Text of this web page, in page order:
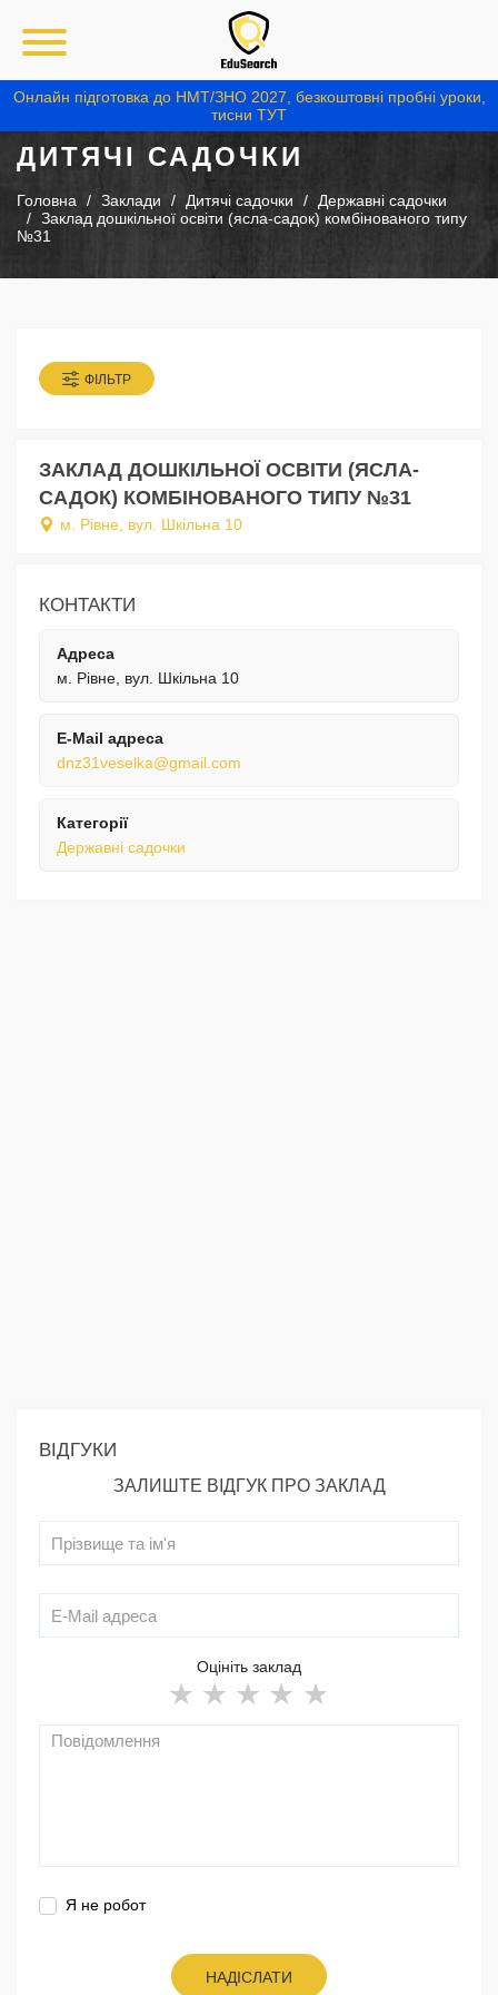
Онлайн підготовка до НМТ/ЗНО 2027, безкоштовні пробні уроки,
тисни ТУТ
ДИТЯЧІ САДОЧКИ
Головна Заклади Дитячі садочки
Державні садочки
Заклад дошкільної освіти (ясла-садок) комбінованого типу
№31
ФІЛЬТР
ЗАКЛАД ДОШКІЛЬНОЇ ОСВІТИ (ЯСЛА-
САДОК) КОМБІНОВАНОГО ТИПУ №31
м. Рівне, вул. Шкільна 10
КОНТАКТИ
Адреса
м. Рівне, вул. Шкільна 10
E-Mail адреса
dnz31veselka@gmail.com
Категорії
Державні садочки
ВІДГУКИ
ЗАЛИШТЕ ВІДГУК ПРО ЗАКЛАД
Оцініть заклад
Я не робот
НАДІСЛАТИ